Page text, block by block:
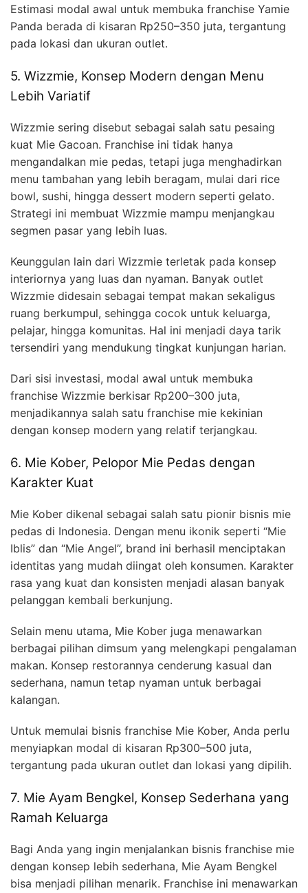
Estimasi modal awal untuk membuka franchise Yamie
Panda berada di kisaran Rp250–350 juta, tergantung
pada lokasi dan ukuran outlet.
5. Wizzmie, Konsep Modern dengan Menu
Lebih Variatif
Wizzmie sering disebut sebagai salah satu pesaing
kuat Mie Gacoan. Franchise ini tidak hanya
mengandalkan mie pedas, tetapi juga menghadirkan
menu tambahan yang lebih beragam, mulai dari rice
bowl, sushi, hingga dessert modern seperti gelato.
Strategi ini membuat Wizzmie mampu menjangkau
segmen pasar yang lebih luas.
Keunggulan lain dari Wizzmie terletak pada konsep
interiornya yang luas dan nyaman. Banyak outlet
Wizzmie didesain sebagai tempat makan sekaligus
ruang berkumpul, sehingga cocok untuk keluarga,
pelajar, hingga komunitas. Hal ini menjadi daya tarik
tersendiri yang mendukung tingkat kunjungan harian.
Dari sisi investasi, modal awal untuk membuka
franchise Wizzmie berkisar Rp200–300 juta,
menjadikannya salah satu franchise mie kekinian
dengan konsep modern yang relatif terjangkau.
6. Mie Kober, Pelopor Mie Pedas dengan
Karakter Kuat
Mie Kober dikenal sebagai salah satu pionir bisnis mie
pedas di Indonesia. Dengan menu ikonik seperti “Mie
Iblis” dan “Mie Angel”, brand ini berhasil menciptakan
identitas yang mudah diingat oleh konsumen. Karakter
rasa yang kuat dan konsisten menjadi alasan banyak
pelanggan kembali berkunjung.
Selain menu utama, Mie Kober juga menawarkan
berbagai pilihan dimsum yang melengkapi pengalaman
makan. Konsep restorannya cenderung kasual dan
sederhana, namun tetap nyaman untuk berbagai
kalangan.
Untuk memulai bisnis franchise Mie Kober, Anda perlu
menyiapkan modal di kisaran Rp300–500 juta,
tergantung pada ukuran outlet dan lokasi yang dipilih.
7. Mie Ayam Bengkel, Konsep Sederhana yang
Ramah Keluarga
Bagi Anda yang ingin menjalankan bisnis franchise mie
dengan konsep lebih sederhana, Mie Ayam Bengkel
bisa menjadi pilihan menarik. Franchise ini menawarkan